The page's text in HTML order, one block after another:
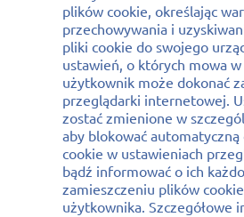
plików cookie, określając
przechowywania i
pliki cookie do swojego
ustawień, o których mowa
użytkownik może dokonać
przeglądarki internetowej.
zostać zmienione w
aby blokować automatyczną
cookie w ustawieniach
bądź informować o ich
zamieszczeniu plików
użytkownika. Szczegółowe